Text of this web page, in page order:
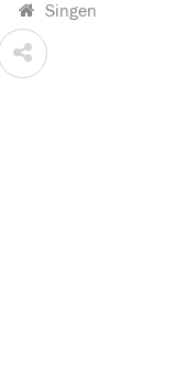
Singen